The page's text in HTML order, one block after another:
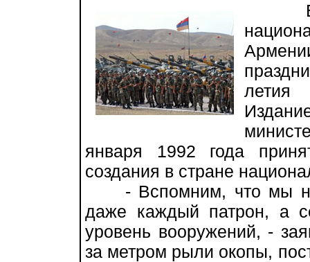
летия
января 1992 года
создания в стране
- Вспомним, что мы
даже каждый патрон, а
уровень вооружений, -
за метром рыли окопы,